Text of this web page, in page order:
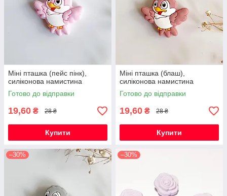
Міні пташка (пейс пінк),
силіконова намистина
Готово до відправки
19,60 ₴ 28 ₴
Купити
Міні пташка (блаш),
силіконова намистина
Готово до відправки
19,60 ₴ 28 ₴
Купити
–30% –30%